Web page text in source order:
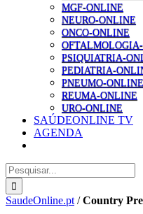
MGF-ONLINE
NEURO-ONLINE
ONCO-ONLINE
PSIQUIATRIA-
PEDIATRIA-
PNEUMO-ONLINE
REUMA-ONLINE
URO-ONLINE
SAÚDEONLINE TV
AGENDA
Pesquisar
SaudeOnline.pt /Country